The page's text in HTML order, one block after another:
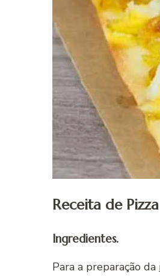
Receita de
Ingredientes.
Para a preparação da